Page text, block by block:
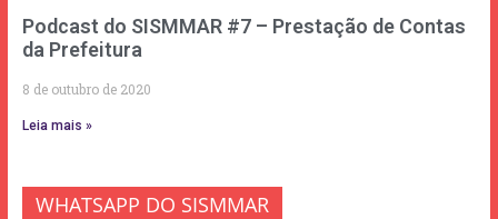
Podcast do SISMMAR #7 – Prestação de Contas
da Prefeitura
8 de outubro de 2020
Leia mais »
WHATSAPP DO SISMMAR